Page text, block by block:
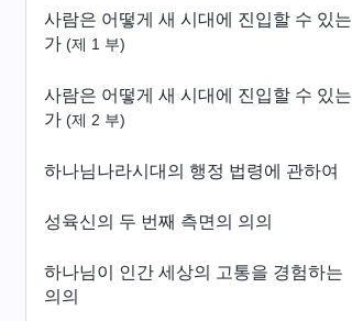
사람은 어떻게 새 시대에 진입할 수 있는
가 (제 1 부)
사람은 어떻게 새 시대에 진입할 수 있는
가 (제 2 부)
하나님나라시대의 행정 법령에 관하여
성육신의 두 번째 측면의 의의
하나님이 인간 세상의 고통을 경험하는
의의